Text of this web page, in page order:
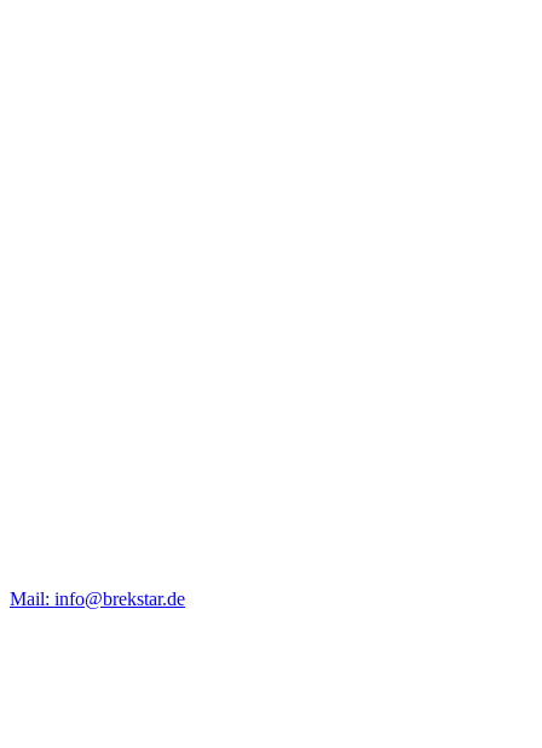
Mail: info@brekstar.de